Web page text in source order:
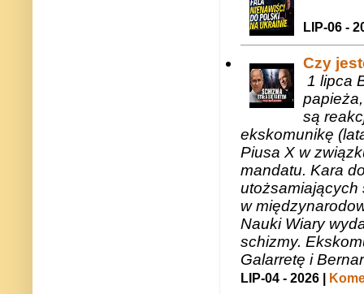
LIP-06 -
Czy
1 lipca
są
ekskomunikę
Piusa X w
mandatu. Kara
utożsamiających
w
Nauki Wiary
schizmy.
Galarretę i
LIP-04 - 2026 |